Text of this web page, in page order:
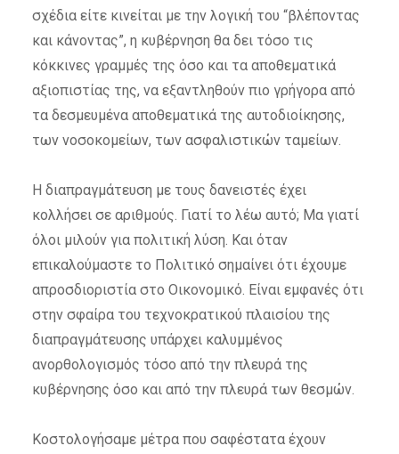
σχέδια είτε κινείται με την λογική του “βλέποντας
και κάνοντας”, η κυβέρνηση θα δει τόσο τις
κόκκινες γραμμές της όσο και τα αποθεματικά
αξιοπιστίας της, να εξαντληθούν πιο γρήγορα από
τα δεσμευμένα αποθεματικά της αυτοδιοίκησης,
των νοσοκομείων, των ασφαλιστικών ταμείων.
Η διαπραγμάτευση με τους δανειστές έχει
κολλήσει σε αριθμούς. Γιατί το λέω αυτό; Μα γιατί
όλοι μιλούν για πολιτική λύση. Και όταν
επικαλούμαστε το Πολιτικό σημαίνει ότι έχουμε
απροσδιοριστία στο Οικονομικό. Είναι εμφανές ότι
στην σφαίρα του τεχνοκρατικού πλαισίου της
διαπραγμάτευσης υπάρχει καλυμμένος
ανορθολογισμός τόσο από την πλευρά της
κυβέρνησης όσο και από την πλευρά των θεσμών.
Κοστολογήσαμε μέτρα που σαφέστατα έχουν